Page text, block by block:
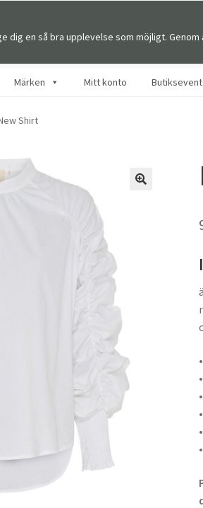
dig en så bra upplevelse som möjligt.
Sök
Sök
Märken Mitt konto Butiksevent
Shirt